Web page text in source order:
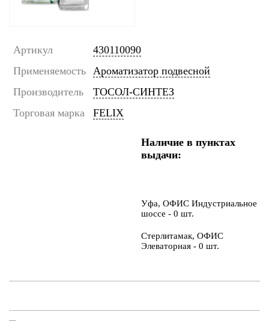
Артикул
430110090
Применяемость Ароматизатор подвесной
Производитель
ТОСОЛ-СИНТЕЗ
Торговая марка
FELIX
Наличие в пунктах
выдачи:
Уфа, ОФИС Индустриальное
шоссе - 0 шт.
Стерлитамак, ОФИС
Элеваторная - 0 шт.